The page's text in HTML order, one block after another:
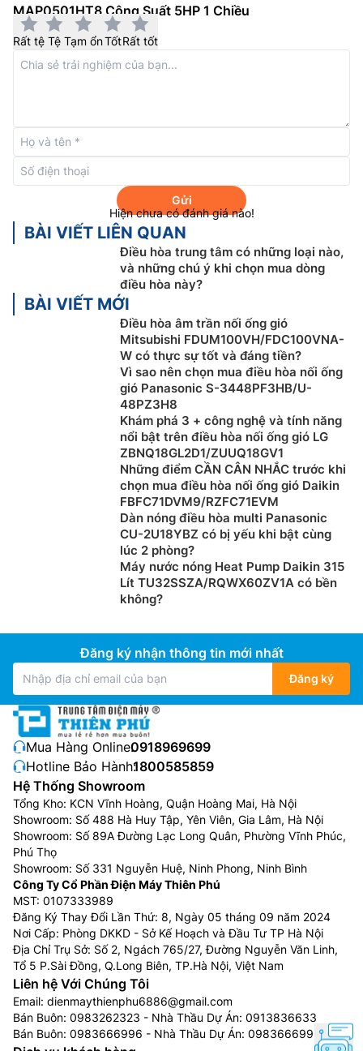
Tiết kiệm năng lượng cũng như không gian
MAP0501HT8 bao gồm một loạt các công nghệ thông
minh kết hợp để mang lại hiệu quả kinh tế và hiệu quả
năng lượng đẳng cấp thế giới, đạt được đánh giá Hiệu
quả Năng lượng (EER) cao hơn.
Sưởi ấm một cách tin cậy và thông minh
Với công nghệ Flash Injection mang lại khả năng sưởi
tin cậy ở nhiệt độ thấp, trong khi quá trình xả băng
tuần hoàn và xả băng thông minh đảm bảo sưởi ấm
liên tục mà ít xả băng nhất có thể.
MAP0501HT8 Công Suất 5HP 1 Chiều
Rất tệ Tệ Tạm ổnTốtRất tốt
Gửi
Hiện chưa có đánh giá nào!
BÀI VIẾT LIÊN QUAN
Điều hòa trung tâm có những loại nào,
và những chú ý khi chọn mua dòng
điều hòa này?
BÀI VIẾT MỚI
Điều hòa âm trần nối ống gió
Mitsubishi FDUM100VH/FDC100VNA-
W có thực sự tốt và đáng tiền?
Vì sao nên chọn mua điều hòa nối ống
gió Panasonic S-3448PF3HB/U-
48PZ3H8
Khám phá 3 + công nghệ và tính năng
nổi bật trên điều hòa nối ống gió LG
ZBNQ18GL2D1/ZUUQ18GV1
Những điểm CẦN CÂN NHẮC trước khi
chọn mua điều hòa nối ống gió Daikin
FBFC71DVM9/RZFC71EVM
Dàn nóng điều hòa multi Panasonic
CU-2U18YBZ có bị yếu khi bật cùng
lúc 2 phòng?
Máy nước nóng Heat Pump Daikin 315
Lít TU32SSZA/RQWX60ZV1A có bền
không?
Đăng ký nhận thông tin mới nhất
Đăng ký
Mua Hàng Online:0918969699
Hotline Bảo Hành:1800585859
Hệ Thống Showroom
Tổng Kho: KCN Vĩnh Hoàng, Quận Hoàng Mai, Hà Nội
Showroom: Số 488 Hà Huy Tập, Yên Viên, Gia Lâm, Hà Nội
Showroom: Số 89A Đường Lạc Long Quân, Phường Vĩnh Phúc,
Phú Thọ
Showroom: Số 331 Nguyễn Huệ, Ninh Phong, Ninh Bình
Công Ty Cổ Phần Điện Máy Thiên Phú
MST: 0107333989
Đăng Ký Thay Đổi Lần Thứ: 8, Ngày 05 tháng 09 năm 2024
Nơi Cấp: Phòng DKKD - Sở Kế Hoạch và Đầu Tư TP Hà Nội
Địa Chỉ Trụ Sở: Số 2, Ngách 765/27, Đường Nguyễn Văn Linh,
Tổ 5 P.Sài Đồng, Q.Long Biên, TP.Hà Nội, Việt Nam
Liên hệ Với Chúng Tôi
Email: dienmaythienphu6886@gmail.com
Bán Buôn: 0983262323 - Nhà Thầu Dự Án: 0913836633
Bán Buôn: 0983666996 - Nhà Thầu Dự Án: 0983666996